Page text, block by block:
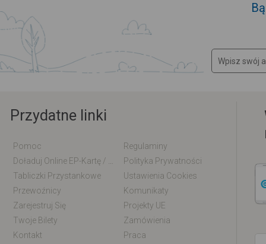
Przydatne linki
Pomoc
Regulaminy
Polityka Prywatności
Tabliczki Przystankowe
Ustawienia Cookies
Przewoźnicy
Komunikaty
Zarejestruj Się
Projekty UE
Twoje Bilety
Zamówienia
Kontakt
Praca